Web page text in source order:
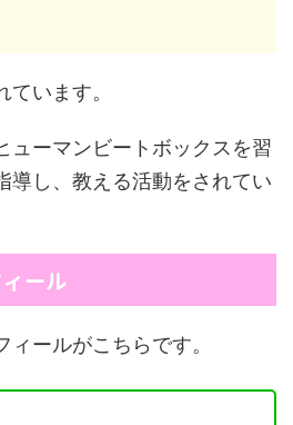
います。
ューマンビートボックスを習
導し、教える活動をされてい
ール
ールがこちらです。